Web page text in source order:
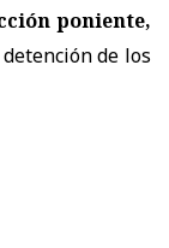
poniente,
de los